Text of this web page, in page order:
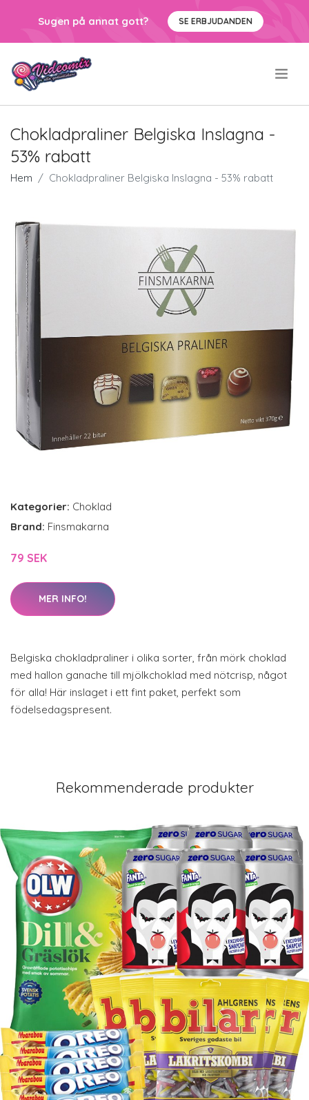
Sugen på annat gott? SE ERBJUDANDEN
Chokladpraliner Belgiska Inslagna -
53% rabatt
Hem Chokladpraliner Belgiska Inslagna - 53% rabatt
Kategorier: Choklad
Brand: Finsmakarna
79 SEK
MER INFO!
Belgiska chokladpraliner i olika sorter, från mörk choklad
med hallon ganache till mjölkchoklad med nötcrisp, något
för alla! Här inslaget i ett fint paket, perfekt som
födelsedagspresent.
Rekommenderade produkter